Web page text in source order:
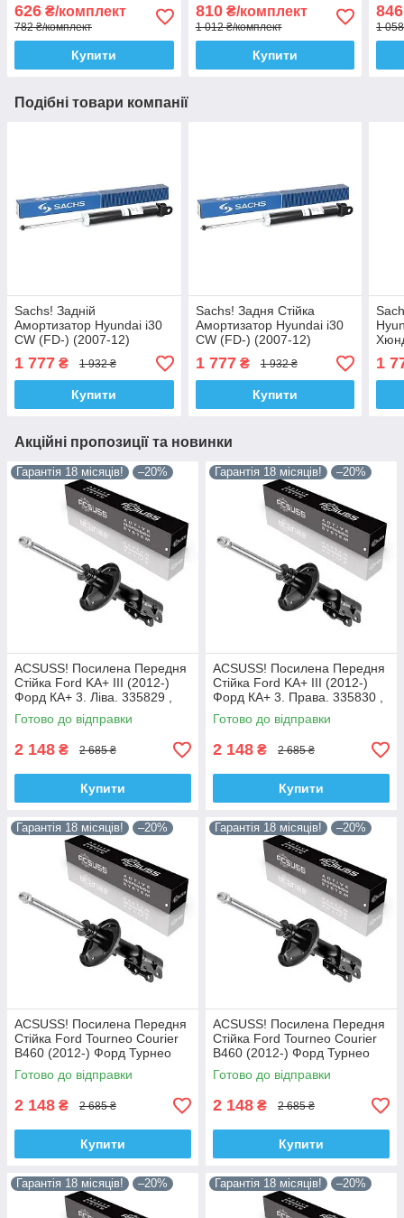
626 ₴/комплект
782 ₴/комплект
Купити
810₴/комплект
1 012 ₴/комплект
Купити
846
1
Подібні товари компанії
Sachs! Задній
Амортизатор Hyundai i30
CW (FD-) (2007-12)
Хюндай i30. Універсал!
317409 , 349084 Сакс!
1 777 ₴ 1 932 ₴
Купити
Sachs! Задня Стійка
Амортизатор Hyundai i30
CW (FD-) (2007-12)
Хюндай i30. 317409 ,
349084 Сакс!
1 777₴ 1 932 ₴
Купити
1
Акційні пропозиції та новинки
Гарантія 18 місяців! –20%
ACSUSS! Посилена Передня
Стійка Ford KA+ III (2012-)
Форд КА+ 3. Ліва. 335829 ,
3348057 Корея!
Готово до відправки
2 148 ₴ 2 685 ₴
Купити
Гарантія 18 місяців! –20%
ACSUSS! Посилена Передня
Стійка Ford KA+ III (2012-)
Форд КА+ 3. Права. 335830 ,
3348056 Корея!
Готово до відправки
2 148 ₴ 2 685 ₴
Купити
Гарантія 18 місяців! –20%
ACSUSS! Посилена Передня
Стійка Ford Tourneo Courier
B460 (2012-) Форд Турнео
Курєр Б460. Ліва. 335829 ,
3348057 Корея!
Готово до відправки
2 148 ₴ 2 685 ₴
Купити
Гарантія 18 місяців! –20%
ACSUSS! Посилена Передня
Стійка Ford Tourneo Courier
B460 (2012-) Форд Турнео
Курєр Б460. Права. 335830 ,
3348056 Корея!
Готово до відправки
2 148 ₴ 2 685 ₴
Купити
Гарантія 18 місяців! –20% Гарантія 18 місяців! –20%